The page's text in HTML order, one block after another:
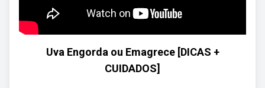
Uva Engorda ou Emagrece [DICAS +
CUIDADOS]